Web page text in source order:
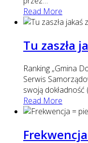
Read More
Tu zaszła
Ranking „Gmina
Serwis
swoją
Read More